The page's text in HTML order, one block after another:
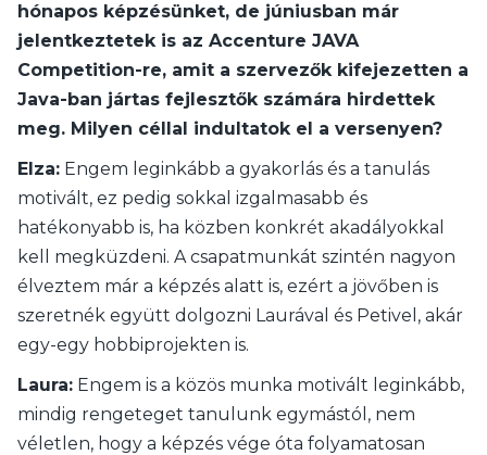
hónapos képzésünket, de júniusban már
jelentkeztetek is az Accenture JAVA
Competition-re, amit a szervezők kifejezetten a
Java-ban jártas fejlesztők számára hirdettek
meg. Milyen céllal indultatok el a versenyen?
Elza: Engem leginkább a gyakorlás és a tanulás
motivált, ez pedig sokkal izgalmasabb és
hatékonyabb is, ha közben konkrét akadályokkal
kell megküzdeni. A csapatmunkát szintén nagyon
élveztem már a képzés alatt is, ezért a jövőben is
szeretnék együtt dolgozni Laurával és Petivel, akár
egy-egy hobbiprojekten is.
Laura: Engem is a közös munka motivált leginkább,
mindig rengeteget tanulunk egymástól, nem
véletlen, hogy a képzés vége óta folyamatosan